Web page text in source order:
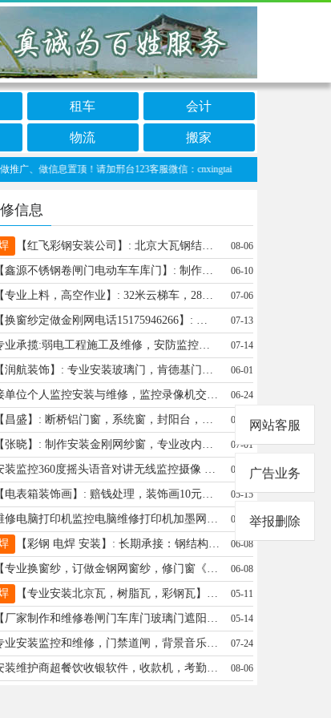
租车 会计
物流 搬家
、做信息置顶！请加邢台123客服微信：cnxingtai
信息
【红飞彩钢安装公司】: 北京大瓦钢结构厂房 彩钢封顶 围挡 简易房封院子 转梯爬行梯护栏 卷闸门电动车库门 铝合金门窗 封阳台 防盗门窗大街门 换锁喷漆 电气焊加工 订做发光字做喷绘牌子 诚信经营价格合理~ 地址、电话：15226862789 08-06
【鑫源不锈钢卷闸门电动车车库门】: 制作维修卷闸门、电动门、车库门、抗风门、防火门、水晶门、防盗门、平开门、伸缩门、肯德基门、玻璃门、玻璃隔断、 不锈钢手动电动卷闸门、 快速门、堆积门、楼梯扶手、手动电动遮阳棚、加电机、配遥控器、道闸、车辆识别、换地弹簧、门禁不锈钢制品、诚信经营、质量第一 15203397600 地址、电话：15203397600 06-10
【专业上料，高空作业】: 32米云梯车，28米高空载人车，专业承接广告牌拆装，外墙喷漆，玻璃打胶，园林修剪，上料，（沙子，水泥，瓷砖，门窗，玻璃，卷材，大家具等）下垃圾等业务，19528798884 地址、电话：邢台全区域可达 07-06
【换窗纱定做金刚网电话15175946266】: 定做金刚网纱窗隐形纱窗框中框纱窗儿童防护栏纱窗折叠纱门改平开内倒电话微信15175946266 地址、电话：15175946266 07-13
专业承揽:弱电工程施工及维修，安防监控，投影机影音系统，无线覆盖，网络布线等。电话15631950101 07-14
【润航装饰】: 专业安装玻璃门，肯德基门，安装电动门，安装门禁 换玻璃门 更换地簧 办公隔断 订做金刚网纱窗，干湿分离，阳光房 加工不锈钢 抱槽 剪板 折弯 地址、电话：15132962001 06-01
接单位个人监控安装与维修，监控录像机交换机辅料及施工，免流量摇头摄像头电话微信15632946467 06-24
【昌盛】: 断桥铝门窗，系统窗，封阳台，阳光房，玻璃顶，铝艺护栏，庭院门，锌合金大门，玻璃门，卷闸门，肯德基门，伸缩门，防盗门，卫生间门，钢结构，雨棚，金刚网纱窗，换内开内倒 地址、电话：18733996767桥西 06-23
【张晓】: 制作安装金刚网纱窗，专业改内开内倒，维修肯德基门，玻璃门，地黄门，18032976780 地址、电话：18032976780 07-01
安装监控360度摇头语音对讲无线监控摄像 手机观看质保一年 监控维修安装网络调试18875740880微信同号 07-24
【电表箱装饰画】: 赔钱处理，装饰画10元，三联画60元 地址、电话：18233967721 05-15
维修电脑打印机监控电脑维修打印机加墨网络布线监控安装调试 安装系统全屋网络覆盖网络布线 安装路由 18233962134 06-23
【彩钢 电焊 安装】: 长期承接：钢结构，彩钢，各种瓦房，轻钢车间，车棚，阳光房，各种栏杆、楼梯，围挡，止水钢板，越层隔断等，设备安装、拆除，设备检修，电气焊各种业务 专业作业队伍，大包、清包、日工均可，欢迎致电洽谈 地址、电话：王 13731591077 06-08
【专业换窗纱，订做金钢网窗纱，修门窗《13031916704】】: 专业换窗纱，订做金钢网窗纱，隐形窗′纱，框中框。换多种窗纱，修门窗，专业修各种门窗问题，改内开内倒，修肯德基门，无框玻璃门，修钛镁合金门，换玻璃等。做磁吸皮门帘。做防盗门通风窗，焊地下小 地址、电话：13031916704 06-08
【专业安装北京瓦，树脂瓦，彩钢瓦】: 专业安装北京瓦，树脂瓦，彩钢瓦。诚信为本，价格优惠，质量有保障！欢迎致电18875767379同步微信。 地址、电话：18875767379 05-11
【厂家制作和维修卷闸门车库门玻璃门遮阳棚】: 卷闸门，卷帘门，车库门，抗风门，无极布门，平开门，螺旋门，快速提升门，伸缩门，水晶门，道闸门，电、手动遮阳棚，遮阳电动天幕，铁皮门，玻璃门，不锈钢玻璃门，有框玻璃门，无框玻璃门，肯德基门，防盗网，儿童防护栏，隐形纱窗，金刚纱窗，框中框纱窗，楼梯扶手，栏杆，旗杆和各种不锈钢制品。诚信经营，价格实惠，随叫随到，质量第一 地址、电话：西关街15512858289 地址、电话：西关街15512858289 05-14
专业安装监控和维修，门禁道闸，背景音乐，五方对讲各种弱电联系电话17531950927 07-24
安装维护商超餐饮收银软件，收款机，考勤机，门禁道闸，电话微信：18932959970 08-06
网站客服
广告业务
举报删除